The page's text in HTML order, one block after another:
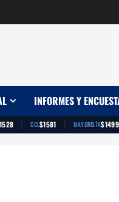
INFORMES Y
| CCL$1581 | MAYORISTA$1499